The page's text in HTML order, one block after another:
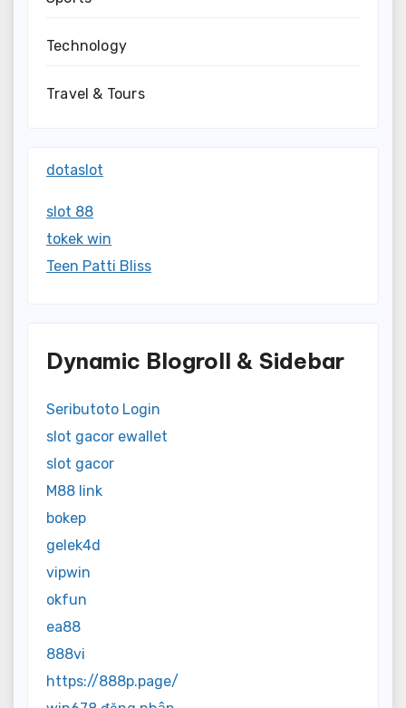
Technology
Travel & Tours
dotaslot
slot 88
tokek win
Teen Patti Bliss
Dynamic Blogroll & Sidebar
Seributoto Login
slot gacor ewallet
slot gacor
M88 link
bokep
gelek4d
vipwin
okfun
ea88
888vi
https://888p.page/